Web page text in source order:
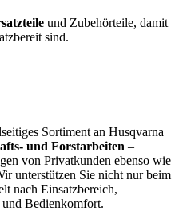
und Zubehörteile, damit
sind.
Sortiment an Husqvarna
und Forstarbeiten –
von Privatkunden ebenso wie
unterstützen Sie nicht nur beim
nach Einsatzbereich,
Bedienkomfort.